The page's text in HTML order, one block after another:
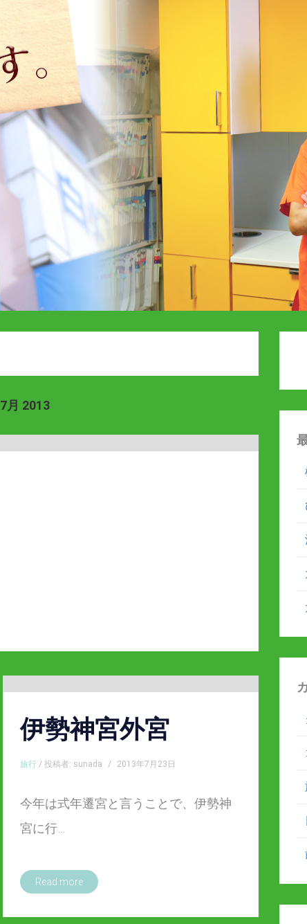
7月 2013
伊勢神宮外宮
旅行/ 投稿者: sunada / 2013年7月23日
今年は式年遷宮と言うことで、伊勢神
宮に行…
Read more